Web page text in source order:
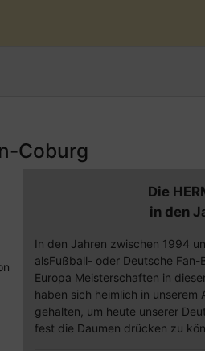
Coburg
Die
in den
In den Jahren zwischen 1994
alsFußball- oder Deutsche
Europa Meisterschaften in
haben sich heimlich in
gehalten, um heute unserer
fest die Daumen drücken zu